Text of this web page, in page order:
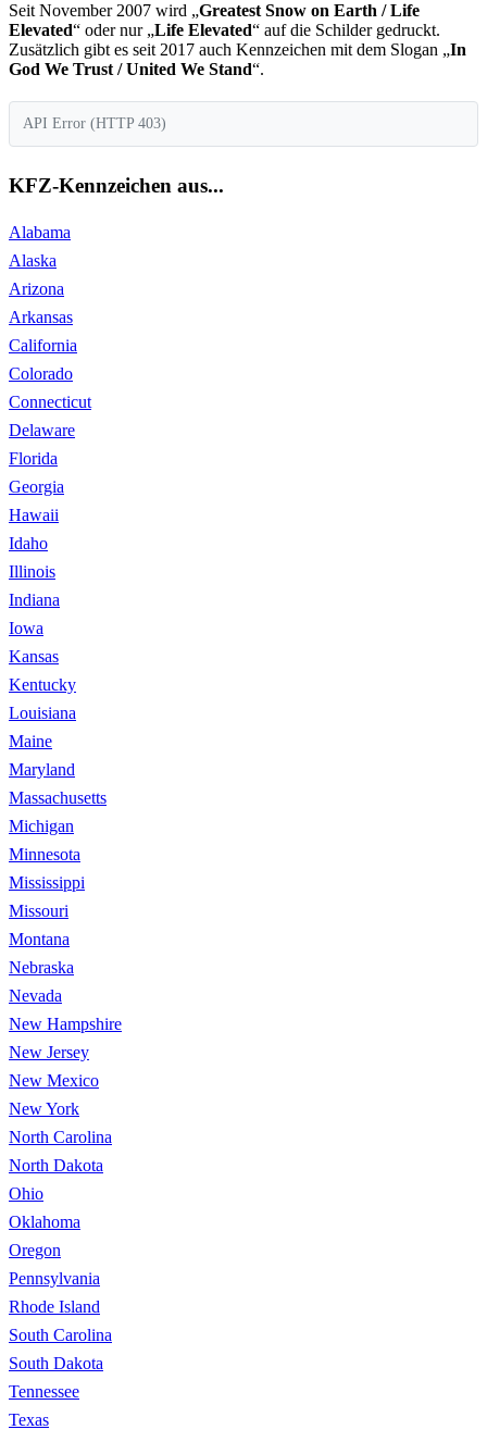
Seit November 2007 wird „Greatest Snow on Earth / Life
Elevated“ oder nur „Life Elevated“ auf die Schilder gedruckt.
Zusätzlich gibt es seit 2017 auch Kennzeichen mit dem Slogan „In
God We Trust / United We Stand“.
API Error (HTTP 403)
KFZ-Kennzeichen aus...
Alabama
Alaska
Arizona
Arkansas
California
Colorado
Connecticut
Delaware
Florida
Georgia
Hawaii
Idaho
Illinois
Indiana
Iowa
Kansas
Kentucky
Louisiana
Maine
Maryland
Massachusetts
Michigan
Minnesota
Mississippi
Missouri
Montana
Nebraska
Nevada
New Hampshire
New Jersey
New Mexico
New York
North Carolina
North Dakota
Ohio
Oklahoma
Oregon
Pennsylvania
Rhode Island
South Carolina
South Dakota
Tennessee
Texas